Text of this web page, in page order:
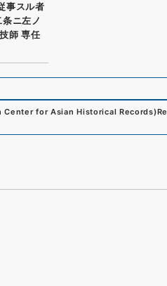
事スル者
ニ左ノ
師 専任
Center for Asian Historical Records)